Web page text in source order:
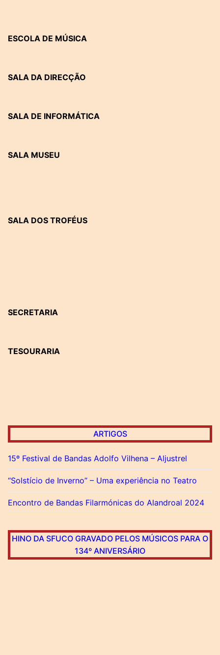
ESCOLA DE MÚSICA
SALA DA DIRECÇÃO
SALA DE INFORMÁTICA
SALA MUSEU
SALA DOS TROFÉUS
SECRETARIA
TESOURARIA
ARTIGOS
15º Festival de Bandas Adolfo Vilhena – Aljustrel
“Solstício de Inverno” – Uma experiência no Teatro
Encontro de Bandas Filarmónicas do Alandroal 2024
HINO DA SFUCO GRAVADO PELOS MÚSICOS PARA O
134º ANIVERSÁRIO